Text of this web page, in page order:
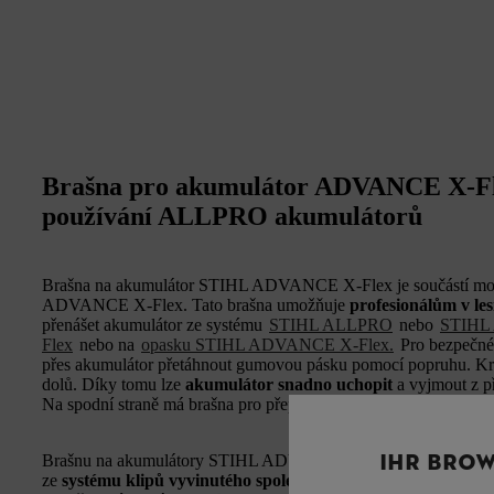
Brašna pro akumulátor ADVANCE X-
používání ALLPRO akumulátorů
Brašna na akumulátor STIHL ADVANCE X-Flex je součástí
ADVANCE X-Flex. Tato brašna umožňuje profesionálům v
přenášet akumulátor ze systému STIHL ALLPRO nebo STIHL
Flex nebo na opasku STIHL ADVANCE X-Flex. Pro
přes akumulátor přetáhnout gumovou pásku pomocí popruhu.
dolů. Díky tomu lze akumulátor snadno uchopit a vyjmout z
Na spodní straně má brašna pro přepravu akumulátorů také
Brašnu na akumulátory STIHL ADVANCE X-Flex lze
ze systému klipů vyvinutého společností STIHL
IHR